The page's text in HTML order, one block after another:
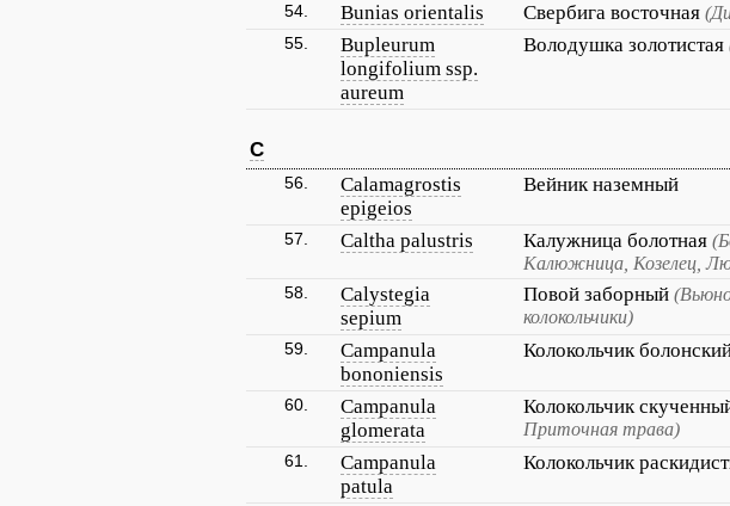
54. Bunias orientalis Свербига восточная
55.
Bupleurum
longifolium ssp.
aureum
Володушка золотистая
C
56.
Calamagrostis
epigeios
Вейник наземный
57. Caltha palustris Калужница болотная
Калюжница, Козелец,
58.
Calystegia
sepium
Повой заборный
колокольчики)
59.
Campanula
bononiensis
Колокольчик
60.
Campanula
glomerata
Колокольчик
Приточная трава)
61.
Campanula
patula
Колокольчик